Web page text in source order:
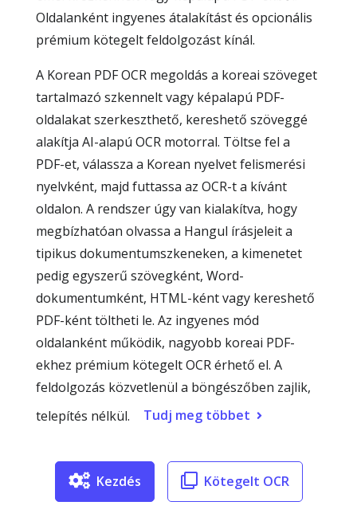
Oldalanként ingyenes átalakítást és opcionális
prémium kötegelt feldolgozást kínál.
A Korean PDF OCR megoldás a koreai szöveget
tartalmazó szkennelt vagy képalapú PDF-
oldalakat szerkeszthető, kereshető szöveggé
alakítja AI-alapú OCR motorral. Töltse fel a
PDF-et, válassza a Korean nyelvet felismerési
nyelvként, majd futtassa az OCR-t a kívánt
oldalon. A rendszer úgy van kialakítva, hogy
megbízhatóan olvassa a Hangul írásjeleit a
tipikus dokumentumszkeneken, a kimenetet
pedig egyszerű szövegként, Word-
dokumentumként, HTML-ként vagy kereshető
PDF-ként töltheti le. Az ingyenes mód
oldalanként működik, nagyobb koreai PDF-
ekhez prémium kötegelt OCR érhető el. A
feldolgozás közvetlenül a böngészőben zajlik,
telepítés nélkül.
Tudj meg többet
Kezdés Kötegelt OCR